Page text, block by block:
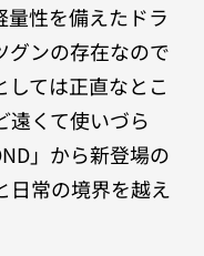
量性を備えたドラ
グンの存在なので
ては正直なとこ
遠くて使いづら
」から新登場の
日常の境界を越え